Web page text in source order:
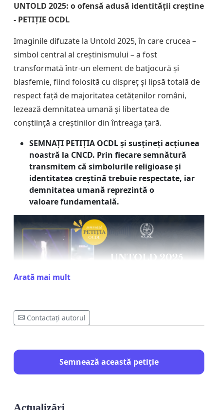
UNTOLD 2025: o ofensă adusă identității creștine
- PETIȚIE OCDL
Imaginile difuzate la Untold 2025, în care crucea –
simbol central al creștinismului – a fost
transformată într-un element de batjocură și
blasfemie, fiind folosită cu dispreț și lipsă totală de
respect față de majoritatea cetățenilor români,
lezează demnitatea umană și libertatea de
conștiință a creștinilor din întreaga țară.
SEMNAȚI PETIȚIA OCDL și susțineți acțiunea
noastră la CNCD. Prin fiecare semnătură
transmitem că simbolurile religioase și
identitatea creștină trebuie respectate, iar
demnitatea umană reprezintă o
valoare fundamentală.
deliberat de atacarea valorilor și a simbolurilor
creștine. Sub pretextul libertății de exprimare
Arată mai mult
Contactați autorul
Semnează această petiție
Actualizări